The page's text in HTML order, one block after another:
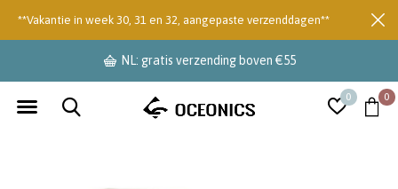
0 0
NL: gratis verzending boven €55
**Vakantie in week 30, 31 en 32, aangepaste verzenddagen**